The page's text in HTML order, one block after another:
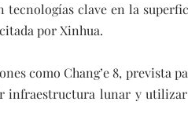
tecnologías clave en la
por Xinhua.
como Chang’e 8, prevista
infraestructura lunar y